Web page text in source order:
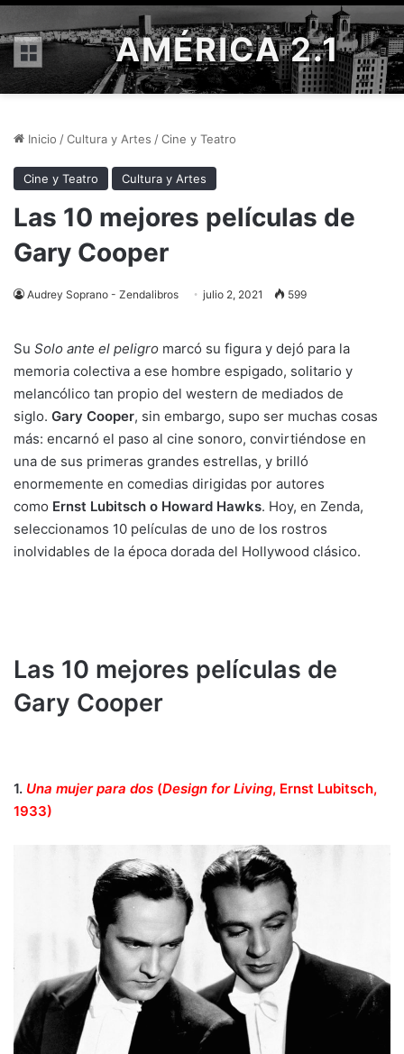
Menú AMÉRICA 2.1
Inicio /Cultura y Artes /Cine y Teatro
Cine y Teatro Cultura y Artes
Las 10 mejores películas de
Gary Cooper
Audrey Soprano - Zendalibros julio 2, 2021 599
Su Solo ante el peligro marcó su figura y dejó para la
memoria colectiva a ese hombre espigado, solitario y
melancólico tan propio del western de mediados de
siglo. Gary Cooper, sin embargo, supo ser muchas cosas
más: encarnó el paso al cine sonoro, convirtiéndose en
una de sus primeras grandes estrellas, y brilló
enormemente en comedias dirigidas por autores
como Ernst Lubitsch o Howard Hawks. Hoy, en Zenda,
seleccionamos 10 películas de uno de los rostros
inolvidables de la época dorada del Hollywood clásico.
Las 10 mejores películas de
Gary Cooper
1. Una mujer para dos (Design for Living, Ernst Lubitsch,
1933)